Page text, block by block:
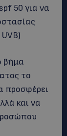
50 για να
βήμα
το
προσφέρει
και να